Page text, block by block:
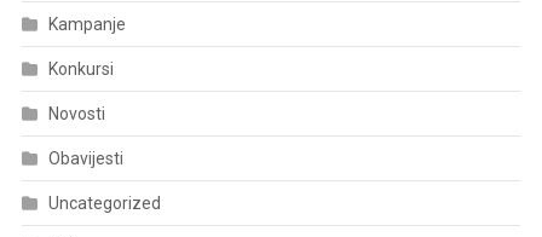
Kampanje
Konkursi
Novosti
Obavijesti
Uncategorized